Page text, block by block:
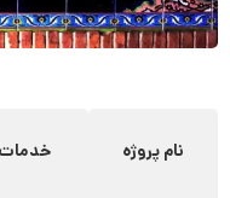
نام پروژه خدمات